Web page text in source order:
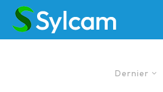
Dernier